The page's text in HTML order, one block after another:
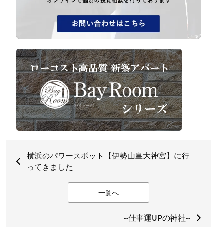
横浜のパワースポット【伊勢山皇大神宮】に行
ってきました
一覧へ
~仕事運UPの神社~